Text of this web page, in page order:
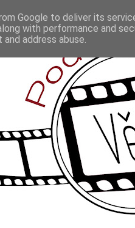
Google to deliver its
with performance and
address abuse.